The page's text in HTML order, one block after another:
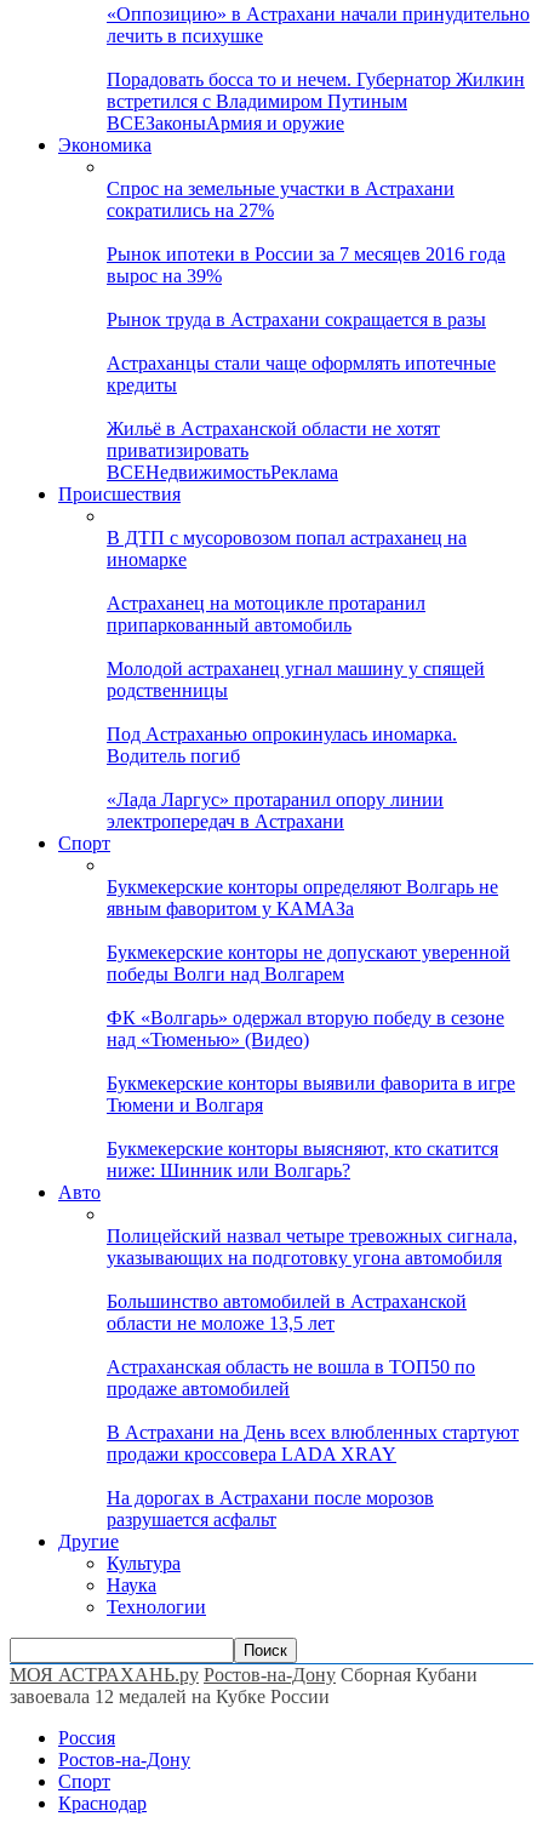
«Оппозицию» в Астрахани начали принудительно
лечить в психушке
Порадовать босса то и нечем. Губернатор Жилкин
встретился с Владимиром Путиным
ВСЕЗаконыАрмия и оружие
Экономика
Спрос на земельные участки в Астрахани
сократились на 27%
Рынок ипотеки в России за 7 месяцев 2016 года
вырос на 39%
Рынок труда в Астрахани сокращается в разы
Астраханцы стали чаще оформлять ипотечные
кредиты
Жильё в Астраханской области не хотят
приватизировать
ВСЕНедвижимостьРеклама
Происшествия
В ДТП с мусоровозом попал астраханец на
иномарке
Астраханец на мотоцикле протаранил
припаркованный автомобиль
Молодой астраханец угнал машину у спящей
родственницы
Под Астраханью опрокинулась иномарка.
Водитель погиб
«Лада Ларгус» протаранил опору линии
электропередач в Астрахани
Спорт
Букмекерские конторы определяют Волгарь не
явным фаворитом у КАМАЗа
Букмекерские конторы не допускают уверенной
победы Волги над Волгарем
ФК «Волгарь» одержал вторую победу в сезоне
над «Тюменью» (Видео)
Букмекерские конторы выявили фаворита в игре
Тюмени и Волгаря
Букмекерские конторы выясняют, кто скатится
ниже: Шинник или Волгарь?
Авто
Полицейский назвал четыре тревожных сигнала,
указывающих на подготовку угона автомобиля
Большинство автомобилей в Астраханской
области не моложе 13,5 лет
Астраханская область не вошла в ТОП50 по
продаже автомобилей
В Астрахани на День всех влюбленных стартуют
продажи кроссовера LADA XRAY
На дорогах в Астрахани после морозов
разрушается асфальт
Другие
Культура
Наука
Технологии
МОЯ АСТРАХАНЬ.ру Ростов-на-Дону Сборная Кубани
завоевала 12 медалей на Кубке России
Россия
Ростов-на-Дону
Спорт
Краснодар